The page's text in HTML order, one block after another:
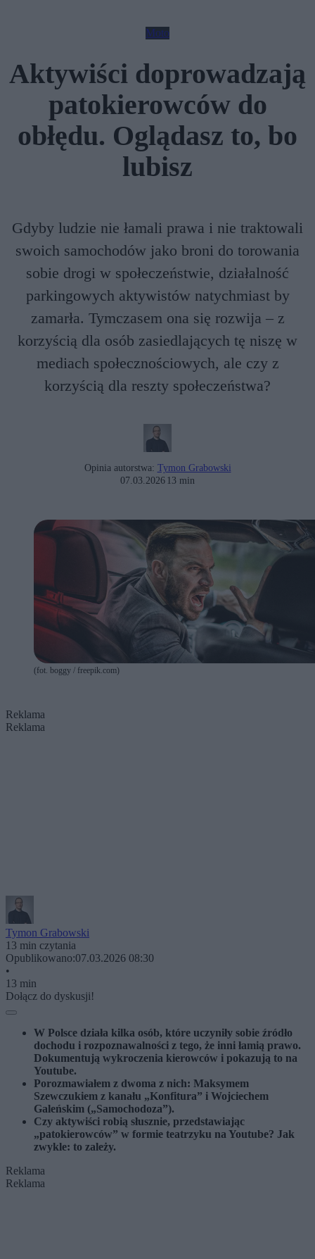
Moto
Aktywiści doprowadzają
patokierowców do
obłędu. Oglądasz to, bo
lubisz
Gdyby ludzie nie łamali prawa i nie traktowali
swoich samochodów jako broni do torowania
sobie drogi w społeczeństwie, działalność
parkingowych aktywistów natychmiast by
zamarła. Tymczasem ona się rozwija – z
korzyścią dla osób zasiedlających tę niszę w
mediach społecznościowych, ale czy z
korzyścią dla reszty społeczeństwa?
Opinia autorstwa: Tymon Grabowski
07.03.2026 13 min
(fot. boggy / freepik.com)
Reklama
Reklama
Tymon Grabowski
13 min czytania
Opublikowano:07.03.2026 08:30
•
13 min
Dołącz do dyskusji!
W Polsce działa kilka osób, które uczyniły sobie źródło
dochodu i rozpoznawalności z tego, że inni łamią prawo.
Dokumentują wykroczenia kierowców i pokazują to na
Youtube.
Porozmawiałem z dwoma z nich: Maksymem
Szewczukiem z kanału „Konfitura” i Wojciechem
Galeńskim („Samochodoza”).
Czy aktywiści robią słusznie, przedstawiając
„patokierowców” w formie teatrzyku na Youtube? Jak
zwykle: to zależy.
Reklama
Reklama